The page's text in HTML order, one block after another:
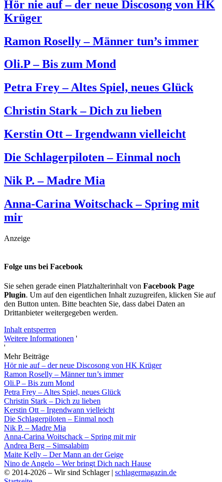
Hör nie auf – der neue Discosong von HK
Krüger
Ramon Roselly – Männer tun’s immer
Oli.P – Bis zum Mond
Petra Frey – Altes Spiel, neues Glück
Christin Stark – Dich zu lieben
Kerstin Ott – Irgendwann vielleicht
Die Schlagerpiloten – Einmal noch
Nik P. – Madre Mia
Anna-Carina Woitschack – Spring mit
mir
Anzeige
Folge uns bei Facebook
Sie sehen gerade einen Platzhalterinhalt von Facebook Page
Plugin. Um auf den eigentlichen Inhalt zuzugreifen, klicken Sie auf
den Button unten. Bitte beachten Sie, dass dabei Daten an
Drittanbieter weitergegeben werden.
Inhalt entsperren
Weitere Informationen '
'
Mehr Beiträge
Hör nie auf – der neue Discosong von HK Krüger
Ramon Roselly – Männer tun’s immer
Oli.P – Bis zum Mond
Petra Frey – Altes Spiel, neues Glück
Christin Stark – Dich zu lieben
Kerstin Ott – Irgendwann vielleicht
Die Schlagerpiloten – Einmal noch
Nik P. – Madre Mia
Anna-Carina Woitschack – Spring mit mir
Andrea Berg – Simsalabim
Maite Kelly – Der Mann an der Geige
Nino de Angelo – Wer bringt Dich nach Hause
© 2014-2026 – Wir sind Schlager | schlagermagazin.de